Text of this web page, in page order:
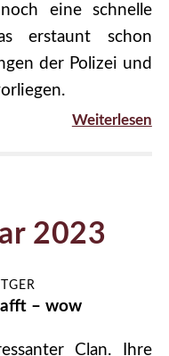
eine schnelle
erstaunt schon
der Polizei und
Weiterlesen
2023
– wow
Clan. Ihre